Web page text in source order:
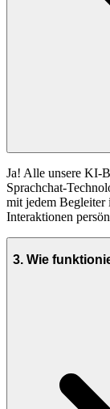
Ja! Alle unsere KI-
Sprachchat-
mit jedem Begleiter
Interaktionen
3. Wie